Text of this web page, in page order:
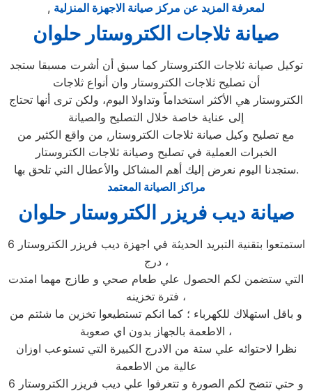
, لمعرفة المزيد عن مركز صيانة الاجهزة المنزلية
صيانة ثلاجات الكتروستار حلوان
توكيل صيانة ثلاجات الكتروستار كما سبق أن أشرت مسبقا ستجد
أن تصليح ثلاجات الكتروستار وان أنواع ثلاجات
الكتروستار هي الأكثر استخداماً وتداولا اليوم، ولكن ترى أنها تحتاج
إلى عناية خاصة خلال التصليح والصيانة
مع تصليح وكيل صيانة ثلاجات الكتروستار, من واقع الكثير من
الخبرات العملية في تصليح وصيانة ثلاجات الكتروستار
ستجدنا اليوم نعرض إليك أهم المشاكل والأعطال التي تلحق بها.
مراكز الصيانة المعتمد
صيانة ديب فريزر الكتروستار حلوان
استمتعوا بتقنية التبريد الحديثة في اجهزة ديب فريزر الكتروستار 6
درج ،
التي ستضمن لكم الحصول علي طعام صحي و طازج مهما امتدت
فترة تخزينه ،
و باقل استهلاك للكهرباء ؛ كما انكم تستطيعوا تخزين ما شئتم من
الاطعمة بالجهاز بدون اي صعوبة ،
نظرا لاحتوائه علي ستة من الادرج الكبيرة التي تستوعب اوزان
عالية من الاطعمة
و حتي تتضح لكم الصورة و تتعرفوا علي ديب فريزر الكتروستار 6